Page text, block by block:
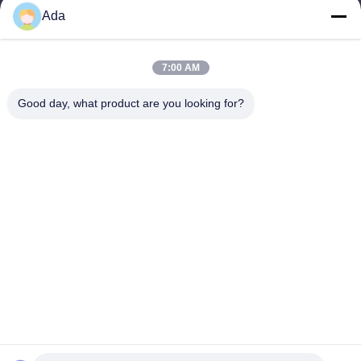
αποβλήτων Προμηθευτής. -2026 Hangzhou Joful Industry Co.,
Ada
7:00 AM
Good day, what product are you looking for?